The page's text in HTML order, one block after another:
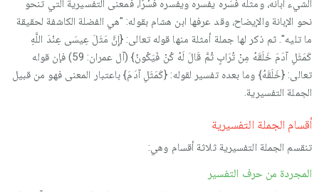
الشيء أبانه، ومثله فسَره يفسره ويفسره فسْرًا، فمعنى التفسيرية التي تنحو
نحو الإبانة والإيضاح، وقد عرفها ابن هشام بقوله: "هي الفضلة الكاشفة لحقيقة
ما تليه". ثم ذكر لها جملة أمثلة منها قوله تعالى: {إِنَّ مَثَلَ عِيسَى عِنْدَ اللَّهِ
كَمَثَلِ آدَمَ خَلَقَهُ مِنْ تُرَابٍ ثُمَّ قَالَ لَهُ كُنْ فَيَكُونُ} (آل عمران: 59) فإن قوله
تعالى: {خَلَقَهُ} وما بعده تفسير لقوله: {كَمَثَلِ آدَمَ} باعتبار المعنى فهو من قبيل
الجملة التفسيرية.
أقسام الجملة التفسيرية
تنقسم الجملة التفسيرية ثلاثة أقسام وهي:
المجردة من حرف التفسير